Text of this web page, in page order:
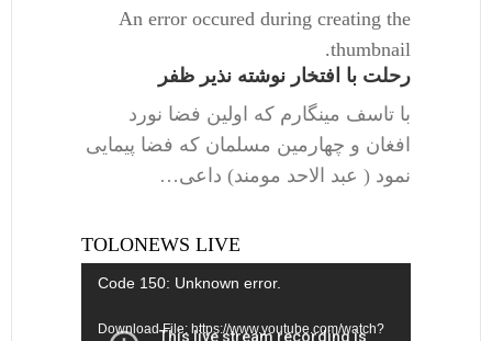
An error occured during creating the
thumbnail.
رحلت با افتخار نوشته نذیر ظفر
با تاسف مینگارم که اولین فضا نورد
افغان و چهارمین مسلمان که فضا پیمایی
نمود ( عبد الاحد مومند) داعی…
TOLONEWS LIVE
Video
Code 150: Unknown error.
Download File: https://www.youtube.com/watch?